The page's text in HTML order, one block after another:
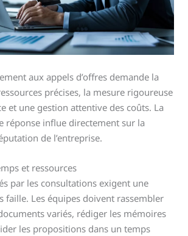
aux appels d’offres demande la
précises, la mesure rigoureuse
et une gestion attentive des coûts. La
réponse influe directement sur la
de l’entreprise.
et ressources
par les consultations exigent une
faille. Les équipes doivent rassembler
variés, rédiger les mémoires
les propositions dans un temps